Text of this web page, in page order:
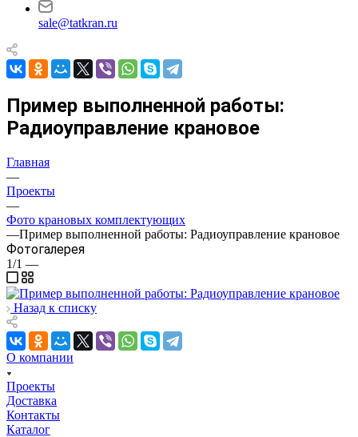
sale@tatkran.ru
Пример выполненной работы:
Радиоуправление крановое
Главная
—
Проекты
—
Фото крановых комплектующих
—Пример выполненной работы: Радиоуправление крановое
Фотогалерея
1/1 —
Назад к списку
О компании
Проекты
Доставка
Контакты
Каталог